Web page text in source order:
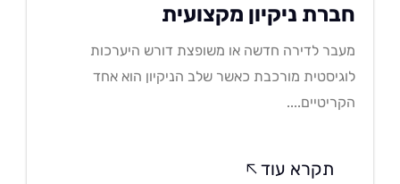
ניקיון מקצועית
לדירה חדשה או משופצת דורש היערכות
מורכבת כאשר שלב הניקיון הוא אחד
תקרא עוד